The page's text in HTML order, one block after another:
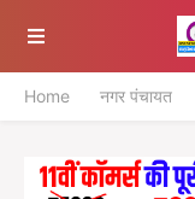
Home नगर पंचायत